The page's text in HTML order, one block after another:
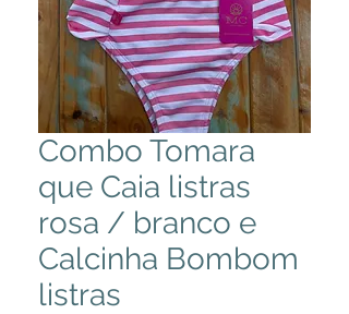
Combo Tomara
que Caia listras
rosa / branco e
Calcinha Bombom
listras